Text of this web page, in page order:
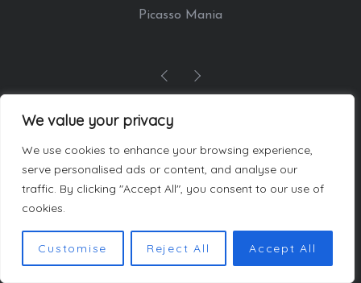
We value your privacy
We use cookies to enhance your browsing experience,
serve personalised ads or content, and analyse our
traffic. By clicking "Accept All", you consent to our use of
cookies.
Customise Reject All Accept All
Picasso Mania
LES AUTEURS